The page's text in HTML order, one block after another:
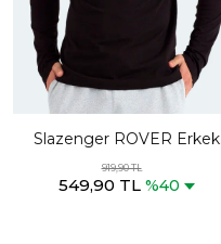
Slazenger ROVER Erkek
Siyah Sweatshırt
919,90 TL
549,90 TL %40